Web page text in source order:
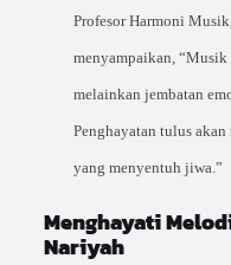
Profesor Harmoni
menyampaikan, “Musik
melainkan jembatan
Penghayatan tulus
yang menyentuh jiwa.”
Menghayati
Nariyah